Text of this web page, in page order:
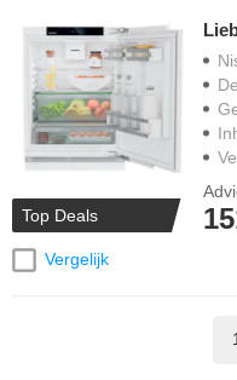
Top Deals
Vergelijk
1